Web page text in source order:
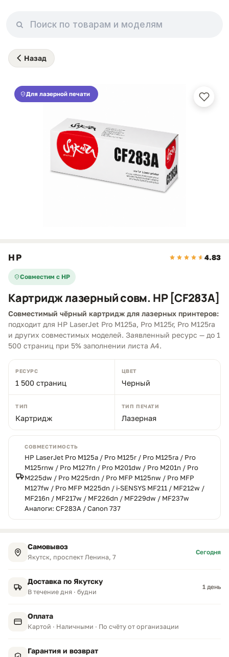
Назад
Для лазерной печати
HP 4.83
Совместим с HP
Картридж лазерный совм. HP [CF283A]
Совместимый чёрный картридж для лазерных принтеров:
подходит для HP LaserJet Pro M125a, Pro M125r, Pro M125ra
и других совместимых моделей. Заявленный ресурс — до 1
500 страниц при 5% заполнении листа A4.
РЕСУРС
1 500 страниц
ЦВЕТ
Черный
ТИП
Картридж
ТИП ПЕЧАТИ
Лазерная
СОВМЕСТИМОСТЬ
HP LaserJet Pro M125a / Pro M125r / Pro M125ra / Pro
M125rnw / Pro M127fn / Pro M201dw / Pro M201n / Pro
M225dw / Pro M225rdn / Pro MFP M125nw / Pro MFP
M127fw / Pro MFP M225dn / i-SENSYS MF211 / MF212w /
MF216n / MF217w / MF226dn / MF229dw / MF237w
Аналоги: CF283A / Canon 737
Самовывоз
Якутск, проспект Ленина, 7
Сегодня
Доставка по Якутску
В течение дня · будни
1 день
Оплата
Картой · Наличными · По счёту от организации
Гарантия и возврат